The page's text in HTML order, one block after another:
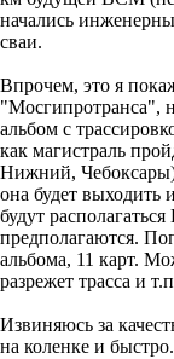
начались
сваи.
Впрочем, это я
"Мосгипротранса",
альбом с
как магистраль
Нижний, Чебоксары),
она будет выходить
будут
предполагаются.
альбома, 11 карт.
разрежет трасса и
Извиняюсь за
на коленке и